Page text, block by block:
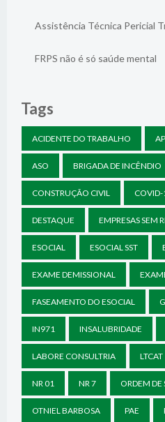
Assistência Técnica Pericial
FRPS não é só saúde mental
Tags
ACIDENTE DO TRABALHO
ASO BRIGADA DE INCÊNDIO
CONSTRUÇÃO CIVIL
DESTAQUE EMPRESAS SEM
ESOCIAL ESOCIAL SST
EXAME DEMISSIONAL
FASEAMENTO DO ESOCIAL
IN971 INSALUBRIDADE
LABORE CONSULTRIA LTCAT
NR 01 NR 7 ORDEM DE
OTNIEL BARBOSA PAE